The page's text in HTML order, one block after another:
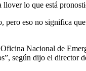
llover lo que está
eso no significa
Nacional de
según dijo el director